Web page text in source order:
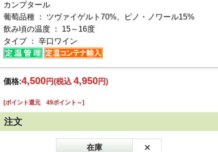
カンプタール
葡萄品種 ： ツヴァイゲルト70%、ピノ・ノワール15%
飲み頃の温度 ： 15～16度
タイプ ： 辛口ワイン
価格:4,500円(税込 4,950円)
[ポイント還元 49ポイント～]
注文
在庫 ×